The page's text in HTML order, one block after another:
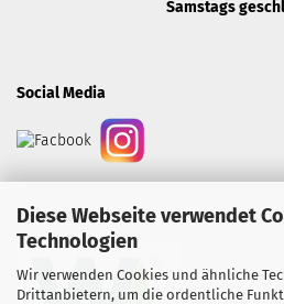
Diese Webseite verwendet
Technologien
Wir verwenden Cookies und ähnliche
Drittanbietern, um die ordentliche
Samstags
Social Media
Heimatsiegel: